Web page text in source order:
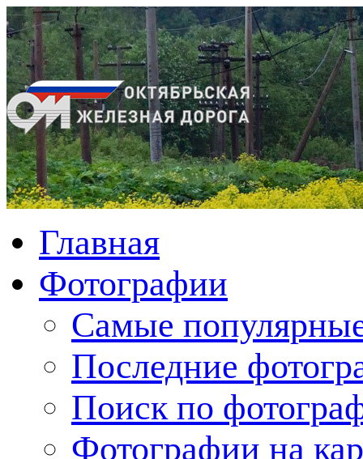
Главная
Фотографии
Cамые
Последние
Поиск по
Фотографии на